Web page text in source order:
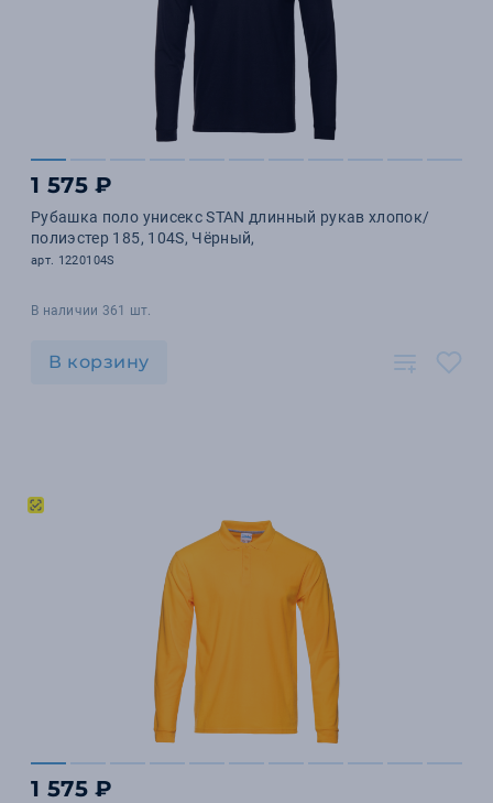
1 575 ₽
Рубашка поло унисекс STAN длинный рукав хлопок/
полиэстер 185, 104S, Чёрный,
арт. 1220104S
В наличии 361 шт.
В корзину
1 575 ₽